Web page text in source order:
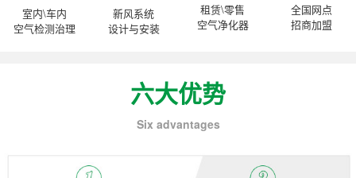
室内\车内
空气检测治理
新风系统
设计与安装
租赁\零售
空气净化器
全国网点
招商加盟
六大优势
Six advantages